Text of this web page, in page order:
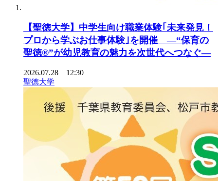
【聖徳大学】中学生向け職業体験｢未来発見！
プロから学ぶお仕事体験｣を開催 ―“保育の
聖徳®”が幼児教育の魅力を次世代へつなぐ―
2026.07.28 12:30
聖徳大学